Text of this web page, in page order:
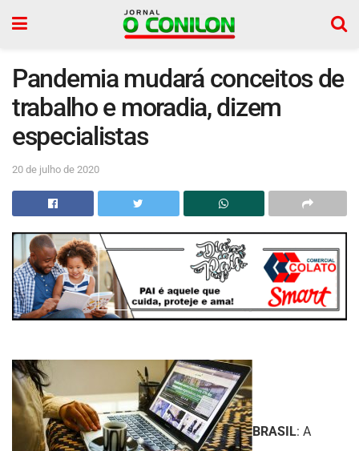
Pandemia mudará conceitos de
trabalho e moradia, dizem
especialistas
20 de julho de 2020
BRASIL: A